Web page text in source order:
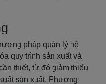
pháp quản lý hệ
quy trình sản xuất và
thiết, từ đó giảm thiểu
sản xuất. Phương